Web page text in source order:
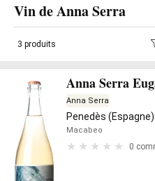
Vin de Anna Serra
3 produits
Anna Serra
Anna Serra
Penedès (Espagne)
Macabeo
0